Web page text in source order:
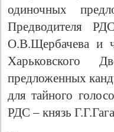
одиночных
Предводителя
О.В.Щербачева и
Харьковского
предложенных
для тайного
РДС – князь